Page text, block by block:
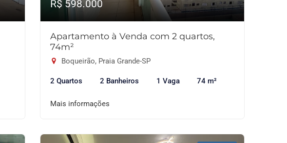
R$ 598.000
Apartamento à Venda com 2 quartos,
74m²
Boqueirão, Praia Grande-SP
2 Quartos 2 Banheiros 1 Vaga 74 m²
Mais informações